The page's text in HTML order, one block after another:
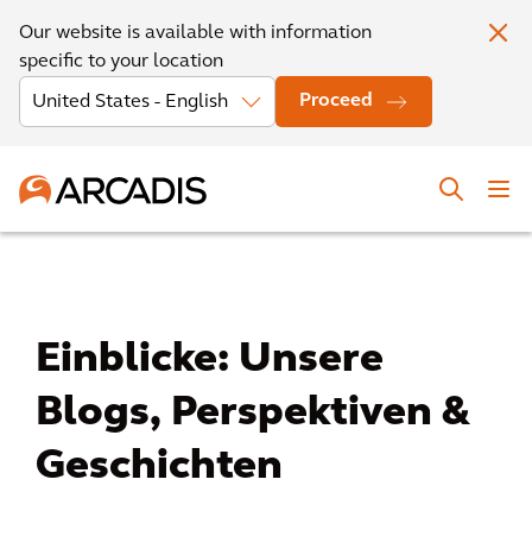
Our website is available with information
specific to your location
Proceed
Einblicke: Unsere
Blogs, Perspektiven &
Geschichten